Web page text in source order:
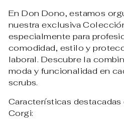
En Don Dono, estamos
nuestra exclusiva
especialmente para
comodidad, estilo y
laboral. Descubre la
moda y funcionalidad en
scrubs.
Características
Corgi: